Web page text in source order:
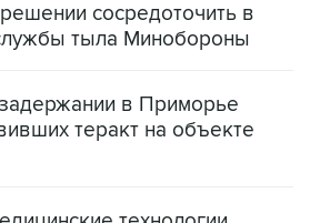
сосредоточить в
тыла Минобороны
в Приморье
теракт на объекте